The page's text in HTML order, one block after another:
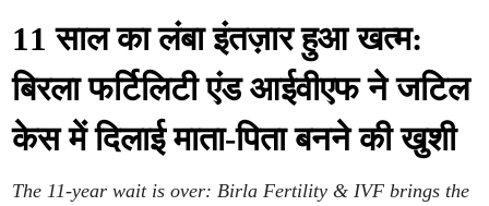
11 साल का लंबा इंतज़ार हुआ खत्म:
बिरला फर्टिलिटी एंड आईवीएफ ने जटिल
केस में दिलाई माता-पिता बनने की खुशी
The 11-year wait is over: Birla Fertility & IVF brings the